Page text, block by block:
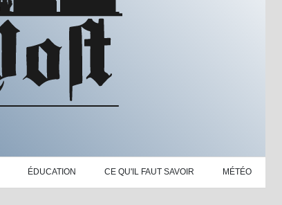
ÉDUCATION CE QU'IL FAUT SAVOIR MÉTÉO